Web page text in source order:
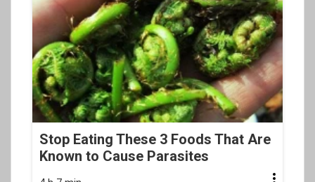
Stop Eating These 3 Foods That Are
Known to Cause Parasites